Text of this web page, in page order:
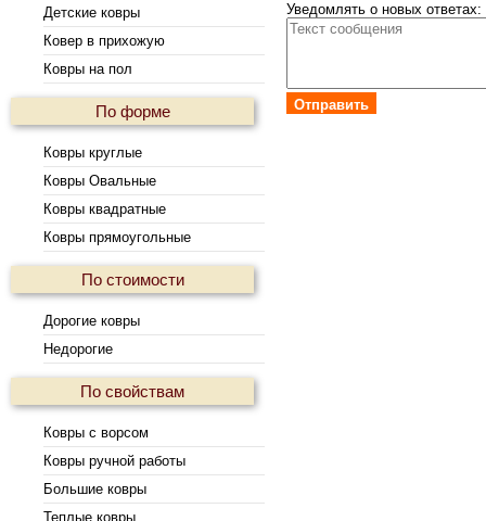
Детские ковры
Ковер в прихожую
Ковры на пол
По форме
Ковры круглые
Ковры Овальные
Ковры квадратные
Ковры прямоугольные
По стоимости
Дорогие ковры
Недорогие
По свойствам
Ковры с ворсом
Ковры ручной работы
Большие ковры
Теплые ковры
Уведомлять о новых ответах:
Отправить